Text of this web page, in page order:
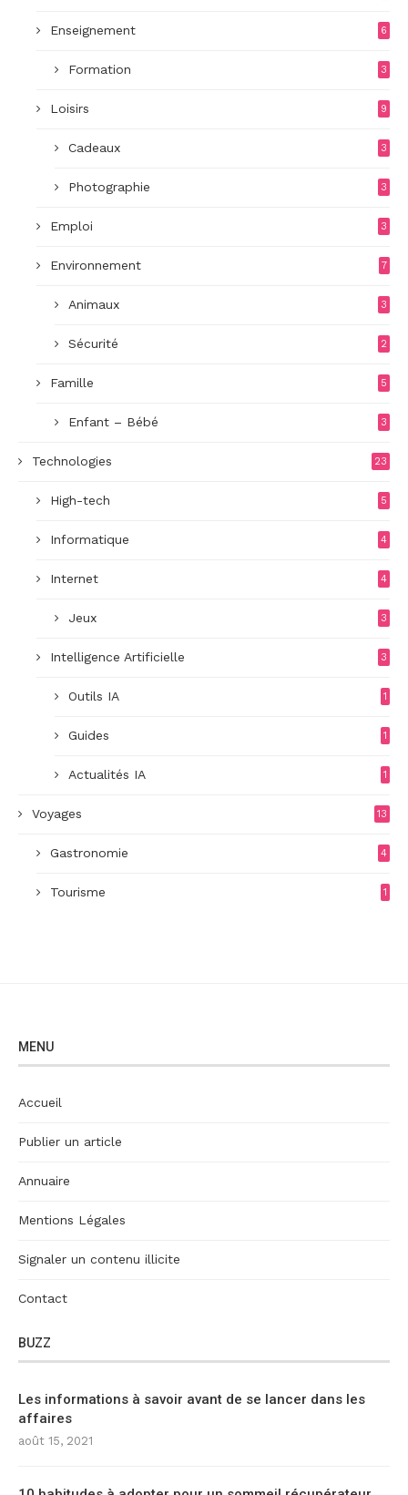
Enseignement 6
Formation 3
Loisirs 9
Cadeaux 3
Photographie 3
Emploi 3
Environnement 7
Animaux 3
Sécurité 2
Famille 5
Enfant – Bébé 3
Technologies 23
High-tech 5
Informatique 4
Internet 4
Jeux 3
Intelligence Artificielle 3
Outils IA 1
Guides 1
Actualités IA 1
Voyages 13
Gastronomie 4
Tourisme 1
MENU
Accueil
Publier un article
Annuaire
Mentions Légales
Signaler un contenu illicite
Contact
BUZZ
Les informations à savoir avant de se lancer dans les
affaires
août 15, 2021